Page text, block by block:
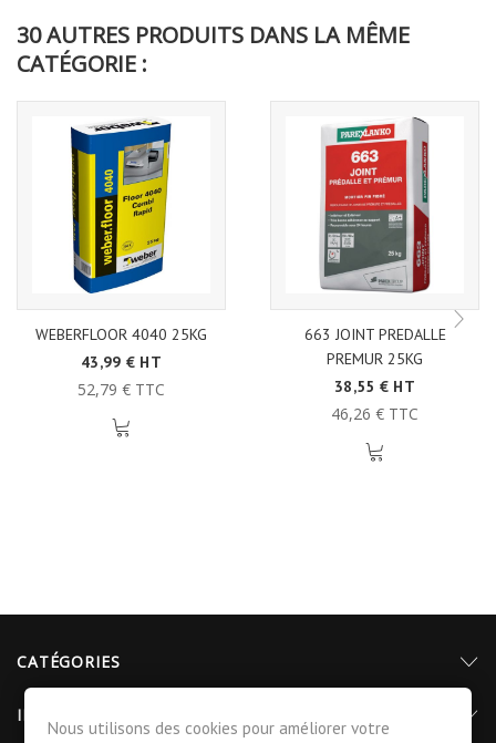
30 AUTRES PRODUITS DANS LA MÊME
CATÉGORIE :
WEBERFLOOR 4040 25KG
43,99 € HT
52,79 € TTC
663 JOINT PREDALLE
PREMUR 25KG
38,55 € HT
46,26 € TTC
CATÉGORIES
INFORMATIONS
Nous utilisons des cookies pour améliorer votre